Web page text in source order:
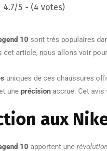
4.7/5 - (4 votes)
10 sont très populaires
cet article, nous allons voir
uniques de ces chaussures
une précision accrue. Cet
aux
10 apportent une